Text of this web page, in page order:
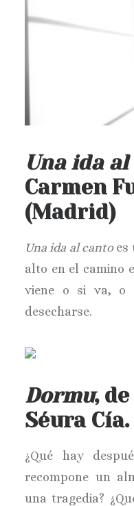
Una ida
Carmen
(Madrid)
Una ida al cantoes
alto en el camino
viene o si va, o
desecharse.
Dormu,
Séura
¿Qué hay
recompone un
una tragedia?